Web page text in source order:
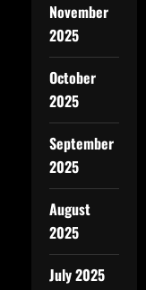
November
2025
October
2025
September
2025
August
2025
July 2025